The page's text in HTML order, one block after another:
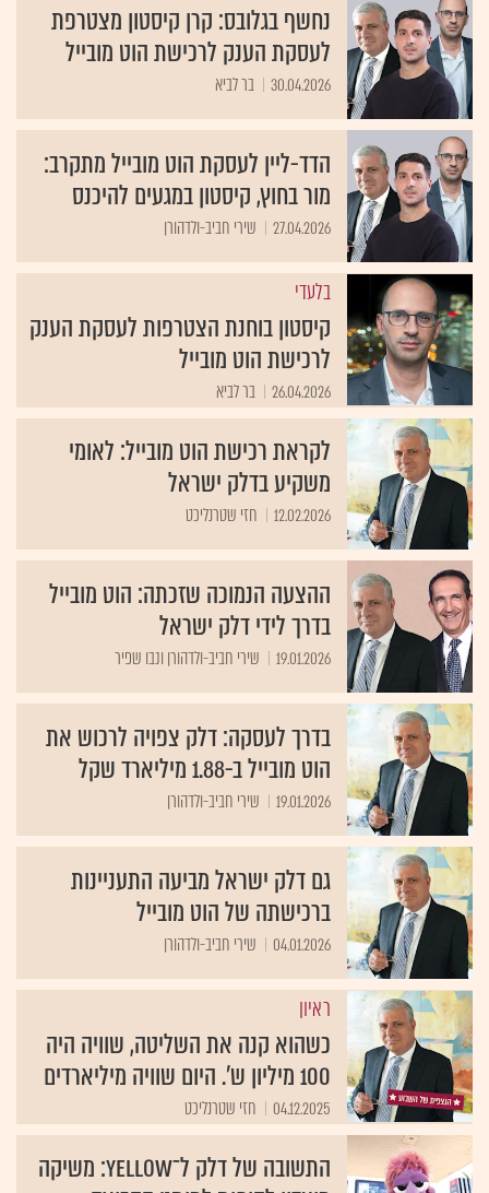
נחשף בגלובס: קרן קיסטון מצטרפת
לעסקת הענק לרכישת הוט מובייל
30.04.2026 בר לביא
הדד-ליין לעסקת הוט מובייל מתקרב:
מור בחוץ, קיסטון במגעים להיכנס
27.04.2026 שירי חביב-ולדהורן
בלעדי
קיסטון בוחנת הצטרפות לעסקת הענק
לרכישת הוט מובייל
26.04.2026 בר לביא
לקראת רכישת הוט מובייל: לאומי
משקיע בדלק ישראל
12.02.2026 חזי שטרנליכט
ההצעה הנמוכה שזכתה: הוט מובייל
בדרך לידי דלק ישראל
19.01.2026 שירי חביב-ולדהורן ונבו שפיר
בדרך לעסקה: דלק צפויה לרכוש את
הוט מובייל ב-1.88 מיליארד שקל
19.01.2026 שירי חביב-ולדהורן
גם דלק ישראל מביעה התעניינות
ברכישתה של הוט מובייל
04.01.2026 שירי חביב-ולדהורן
ראיון
כשהוא קנה את השליטה, שוויה היה
100 מיליון ש'. היום שוויה מיליארדים
04.12.2025 חזי שטרנליכט
התשובה של דלק ל־yellow: משיקה